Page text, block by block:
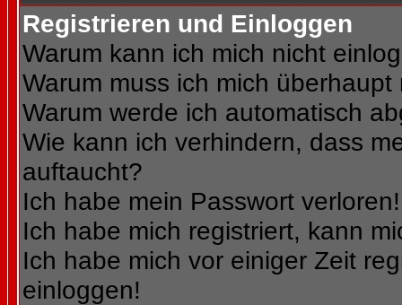
Registrieren und Einloggen
Warum kann ich mich nicht
Warum muss ich mich überhaupt
Warum werde ich automatisch
Wie kann ich verhindern, dass
auftaucht?
Ich habe mein Passwort verloren!
Ich habe mich registriert, kann
Ich habe mich vor einiger Zeit
einloggen!